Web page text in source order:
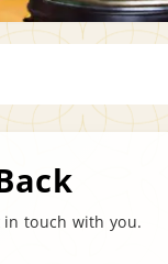
touch with you.